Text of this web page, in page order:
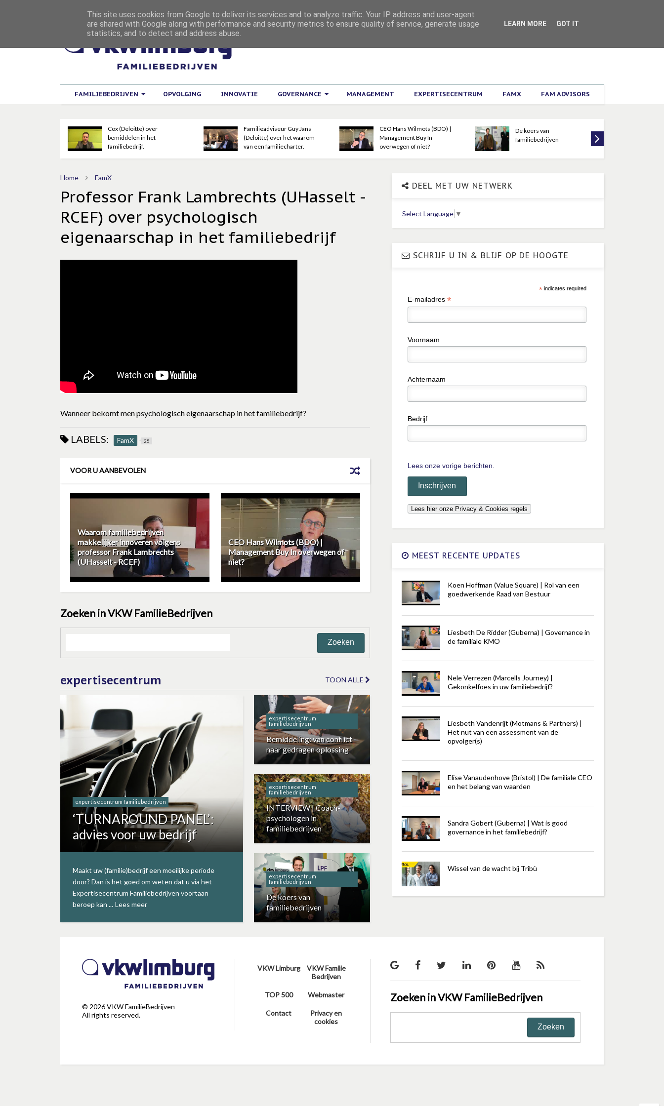
FAMILIEBEDRIJVEN OPVOLGING INNOVATIE GOVERNANCE MANAGEMENT EXPERTISECENTRUM FAMX FAM ADVISORS
Cox (Deloitte) over
bemiddelen in het
familiebedrijf.
Familieadviseur Guy Jans
(Deloitte) over het waarom
van een familiecharter.
CEO Hans Wilmots (BDO) |
Management Buy In
overwegen of niet?
De koers van
familiebedrijven
Home FamX
Professor Frank Lambrechts (UHasselt -
RCEF) over psychologisch
eigenaarschap in het familiebedrijf
Wanneer bekomt men psychologisch eigenaarschap in het familiebedrijf?
LABELS: FamX 25
VOOR U AANBEVOLEN
Waarom familiebedrijven
makkelijker innoveren volgens
professor Frank Lambrechts
(UHasselt - RCEF)
CEO Hans Wilmots (BDO) |
Management Buy In overwegen of
niet?
Zoeken in VKW FamilieBedrijven
expertisecentrum TOON ALLE
expertisecentrum familiebedrijven
‘TURNAROUND PANEL’:
advies voor uw bedrijf
Maakt uw (familie)bedrijf een moeilijke periode
door? Dan is het goed om weten dat u via het
Expertisecentrum Familiebedrijven voortaan
beroep kan ... Lees meer
expertisecentrum
familiebedrijven
Bemiddeling: van conflict
naar gedragen oplossing
expertisecentrum
familiebedrijven
INTERVIEW | Coach-
psychologen in
familiebedrijven
expertisecentrum
familiebedrijven
De koers van
familiebedrijven
DEEL MET UW NETWERK
Select Language ▼
SCHRIJF U IN & BLIJF OP DE HOOGTE
*indicates required
E-mailadres *
Voornaam
Achternaam
Bedrijf
Lees onze vorige berichten.
MEEST RECENTE UPDATES
Koen Hoffman (Value Square) | Rol van een
goedwerkende Raad van Bestuur
Liesbeth De Ridder (Guberna) | Governance in
de familiale KMO
Nele Verrezen (Marcells Journey) |
Gekonkelfoes in uw familiebedrijf?
Liesbeth Vandenrijt (Motmans & Partners) |
Het nut van een assessment van de
opvolger(s)
Elise Vanaudenhove (Bristol) | De familiale CEO
en het belang van waarden
Sandra Gobert (Guberna) | Wat is good
governance in het familiebedrijf?
Wissel van de wacht bij Tribù
© 2026VKW FamilieBedrijven
All rights reserved.
VKW Limburg
VKW Familie
Bedrijven
TOP 500 Webmaster
Contact
Privacy en
cookies
Zoeken in VKW FamilieBedrijven
This site uses cookies from Google to deliver its services and to analyze traffic. Your IP address and user-agent
are shared with Google along with performance and security metrics to ensure quality of service, generate usage
statistics, and to detect and address abuse.
LEARN MORE GOT IT